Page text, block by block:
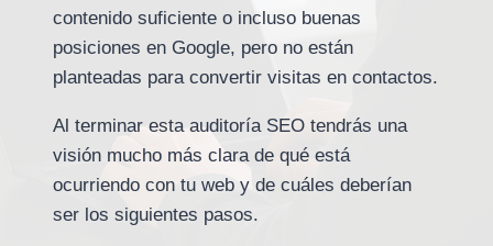
contenido suficiente o incluso buenas
posiciones en Google, pero no están
planteadas para convertir visitas en contactos.
Al terminar esta auditoría SEO tendrás una
visión mucho más clara de qué está
ocurriendo con tu web y de cuáles deberían
ser los siguientes pasos.